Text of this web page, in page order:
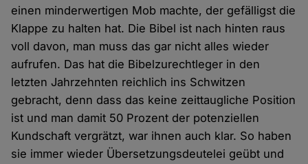
einen minderwertigen Mob machte, der gefälligst die
Klappe zu halten hat. Die Bibel ist nach hinten raus
voll davon, man muss das gar nicht alles wieder
aufrufen. Das hat die Bibelzurechtleger in den
letzten Jahrzehnten reichlich ins Schwitzen
gebracht, denn dass das keine zeittaugliche Position
ist und man damit 50 Prozent der potenziellen
Kundschaft vergrätzt, war ihnen auch klar. So haben
sie immer wieder Übersetzungsdeutelei geübt und